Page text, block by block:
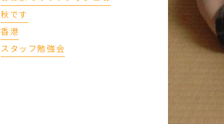
秋です
香港
スタッフ勉強会